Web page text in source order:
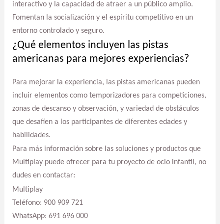
interactivo y la capacidad de atraer a un público amplio.
Fomentan la socialización y el espíritu competitivo en un
entorno controlado y seguro.
¿Qué elementos incluyen las pistas
americanas para mejores experiencias?
Para mejorar la experiencia, las pistas americanas pueden
incluir elementos como temporizadores para competiciones,
zonas de descanso y observación, y variedad de obstáculos
que desafíen a los participantes de diferentes edades y
habilidades.
Para más información sobre las soluciones y productos que
Multiplay puede ofrecer para tu proyecto de ocio infantil, no
dudes en contactar:
Multiplay
Teléfono: 900 909 721
WhatsApp: 691 696 000